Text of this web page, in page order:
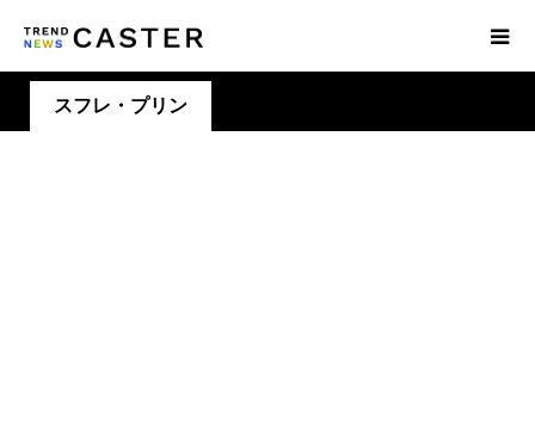
スフレ・プリン